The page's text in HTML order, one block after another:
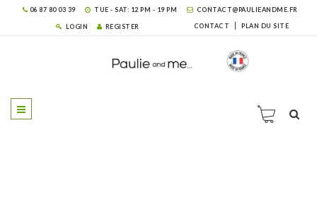
06 87 80 03 39 TUE - SAT: 12 PM - 19 PM CONTACT@PAULIEANDME.FR
LOGIN REGISTER CONTACT PLAN DU SITE